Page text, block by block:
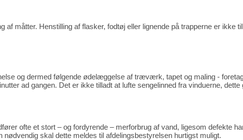
af måtter. Henstilling af flasker, fodtøj eller lignende på trapperne er ikke
og dermed følgende ødelæggelse af træværk, tapet og maling -
ad gangen. Det er ikke tilladt at lufte sengelinned fra vinduerne,
ofte et stort – og fordyrende – merforbrug af vand, ligesom defekte
nødvendig skal dette meldes til afdelingsbestyrelsen hurtigst muligt.